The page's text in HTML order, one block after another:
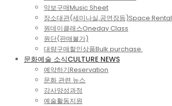
악보구매Music Sheet
장소대관(세미나실,공연장등)Space Rental
원데이클래스Oneday Class
원단(판매불가)
대량구매할인상품Bulk purchase.
문화예술 소식CULTURE NEWS
예약하기Reservation
문화 관련 뉴스
강사양성과정
예술활동지원